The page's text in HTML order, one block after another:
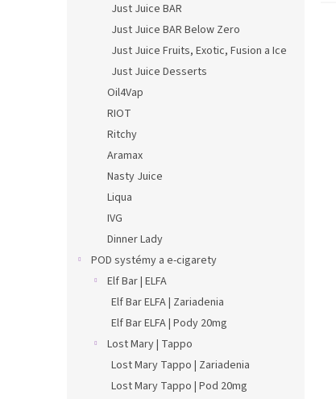
Just Juice BAR
Just Juice BAR Below Zero
Just Juice Fruits, Exotic, Fusion a Ice
Just Juice Desserts
Oil4Vap
RIOT
Ritchy
Aramax
Nasty Juice
Liqua
IVG
Dinner Lady
POD systémy a e-cigarety
Elf Bar | ELFA
Elf Bar ELFA | Zariadenia
Elf Bar ELFA | Pody 20mg
Lost Mary | Tappo
Lost Mary Tappo | Zariadenia
Lost Mary Tappo | Pod 20mg